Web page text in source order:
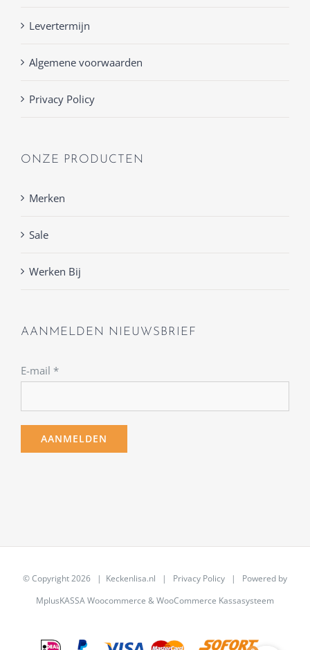
Levertermijn
Algemene voorwaarden
Privacy Policy
ONZE PRODUCTEN
Merken
Sale
Werken Bij
AANMELDEN NIEUWSBRIEF
E-mail *
© Copyright2026 | Keckenlisa.nl | Privacy Policy | Powered by
MplusKASSA Woocommerce &WooCommerce Kassasysteem